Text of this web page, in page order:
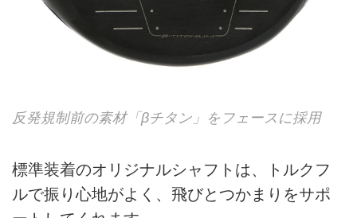
反発規制前の素材「βチタン」をフェースに採用
標準装着のオリジナルシャフトは、トルクフ
ルで振り心地がよく、飛びとつかまりをサポ